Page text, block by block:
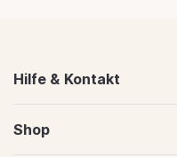
Hilfe & Kontakt
Shop